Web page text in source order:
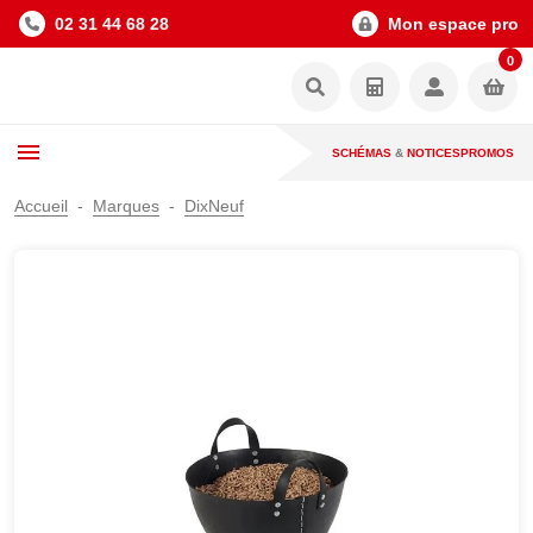
02 31 44 68 28 Mon espace pro
0
SCHÉMAS & NOTICESPROMOS
Accueil Marques DixNeuf